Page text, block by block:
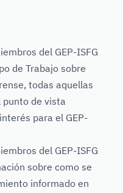
del GEP-ISFG
de Trabajo sobre
todas aquellas
punto de vista
para el GEP-
del GEP-ISFG
sobre como se
informado en